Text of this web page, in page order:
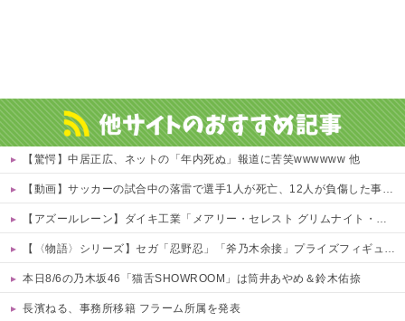
【驚愕】中居正広、ネットの「年内死ぬ」報道に苦笑wwwwww 他
【動画】サッカーの試合中の落雷で選手1人が死亡、12人が負傷した事故。
【アズールレーン】ダイキ工業「メアリー・セレスト グリムナイト・リーパー」フィギュア【10日予約開始】
【〈物語〉シリーズ】セガ「忍野忍」「斧乃木余接」プライズフィギュア【彩色原型公開】
本日8/6の乃木坂46「猫舌SHOWROOM」は筒井あやめ＆鈴木佑捺
長濱ねる、事務所移籍 フラーム所属を発表